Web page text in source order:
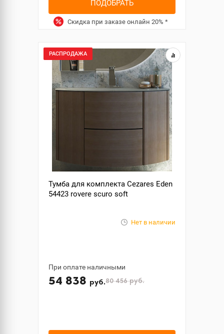
ПОДОБРАТЬ
Скидка при заказе онлайн 20% *
РАСПРОДАЖА
Тумба для комплекта Cezares Eden
54423 rovere scuro soft
Нет в наличии
При оплате наличными
54 838 руб.80 456руб.